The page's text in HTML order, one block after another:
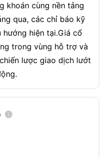
khoán cùng nền tảng
qua, các chỉ báo kỹ
hiện tại.Giá cổ
trong vùng hỗ trợ và
lược giao dịch lướt
